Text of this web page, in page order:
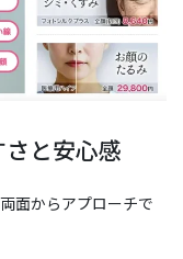
と安心感
面からアプローチで